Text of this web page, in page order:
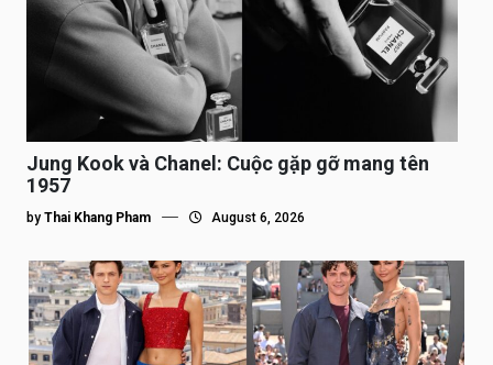
Jung Kook và Chanel: Cuộc gặp gỡ mang tên
1957
by Thai Khang Pham August 6, 2026